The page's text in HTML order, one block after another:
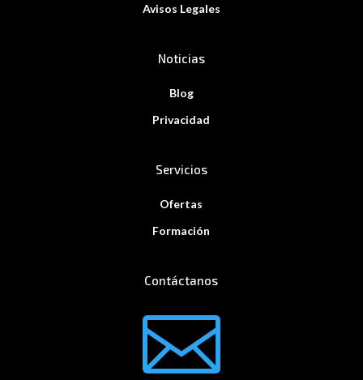
Avisos Legales
Noticias
Blog
Privacidad
Servicios
Ofertas
Formación
Contáctanos
